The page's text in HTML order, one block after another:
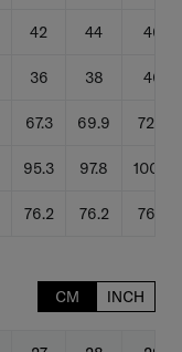
42 44 46
36 38 40
67.3 69.9 72.4
95.3 97.8 100.3
76.2 76.2 76.2
CM INCH